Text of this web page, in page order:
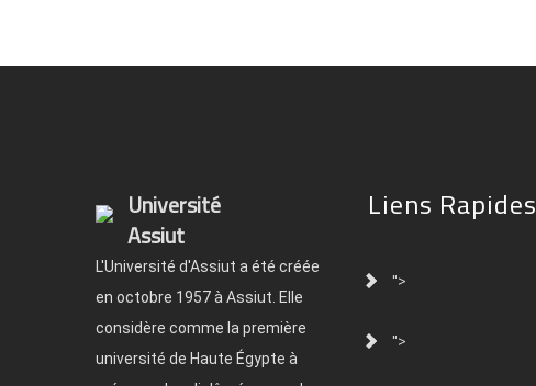
Université
Assiut
L'Université d'Assiut a été créée
en octobre 1957 à Assiut. Elle
considère comme la première
université de Haute Égypte à
Liens Rapides
">
">